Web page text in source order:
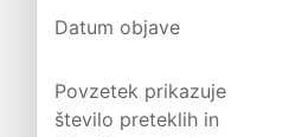
Datum objave
Povzetek prikazuje
število preteklih in